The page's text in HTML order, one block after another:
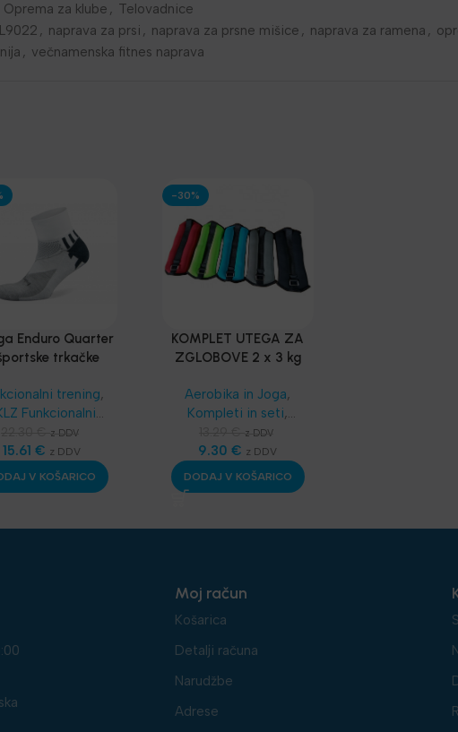
Oprema za klube , Telovadnice
, naprava za prsi , naprava za prsne mišice , naprava za ramena ,
, večnamenska fitnes naprava
Enduro Quarter
trkačke
trening,
Funkcionalni
Dodatna
,Športske
- terapevtske
Najnovejša
z DDV
15.61 € z DDV
V KOŠARICO
-30%
KOMPLET UTEGA ZA
ZGLOBOVE 2 x 3 kg
Aerobika in Joga,
Kompleti in seti,
Najnovejša oprema
z DDV
9.30€ z DDV
DODAJ V KOŠARICO
Moj račun
Košarica
Detalji računa
Narudžbe
Adrese